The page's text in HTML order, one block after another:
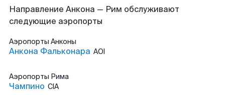
Направление Анкона — Рим обслуживают
следующие аэропорты
Аэропорты Анконы
Анкона Фальконара AOI
Аэропорты Рима
Чампино CIA